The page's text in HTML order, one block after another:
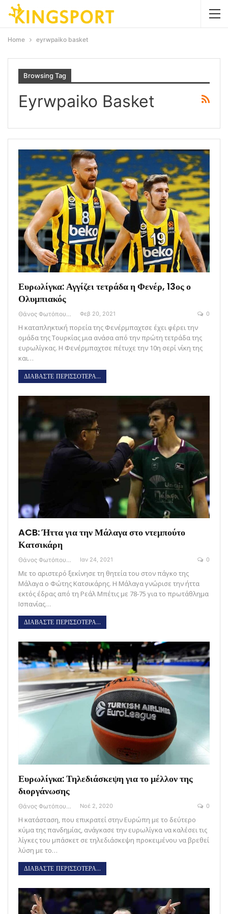
Home eyrwpaiko basket
Browsing Tag
Eyrwpaiko Basket
Ευρωλίγκα: Αγγίζει τετράδα η Φενέρ, 13ος ο
Ολυμπιακός
Θάνος Φωτόπουλος Φεβ 20, 2021 0
Η καταπληκτική πορεία της Φενέρμπαχτσε έχει φέρει την
ομάδα της Τουρκίας μια ανάσα από την πρώτη τετράδα της
ευρωλίγκας. Η Φενέρμπαχτσε πέτυχε την 10η σερί νίκη της
και…
ΔΙΑΒΑΣΤΕ ΠΕΡΙΣΣΟΤΕΡΑ...
ACB: Ήττα για την Μάλαγα στο ντεμπούτο
Κατσικάρη
Θάνος Φωτόπουλος Ιαν 24, 2021 0
Με το αριστερό ξεκίνησε τη θητεία του στον πάγκο της
Μάλαγα ο Φώτης Κατσικάρης. Η Μάλαγα γνώρισε την ήττα
εκτός έδρας από τη Ρεάλ Μπέτις με 78-75 για το πρωτάθλημα
Ισπανίας…
ΔΙΑΒΑΣΤΕ ΠΕΡΙΣΣΟΤΕΡΑ...
Ευρωλίγκα: Τηλεδιάσκεψη για το μέλλον της
διοργάνωσης
Θάνος Φωτόπουλος Νοέ 2, 2020 0
Η κατάσταση, που επικρατεί στην Ευρώπη με το δεύτερο
κύμα της πανδημίας, ανάγκασε την ευρωλίγκα να καλέσει τις
λίγκες του μπάσκετ σε τηλεδιάσκεψη προκειμένου να βρεθεί
λύση με το…
ΔΙΑΒΑΣΤΕ ΠΕΡΙΣΣΟΤΕΡΑ...